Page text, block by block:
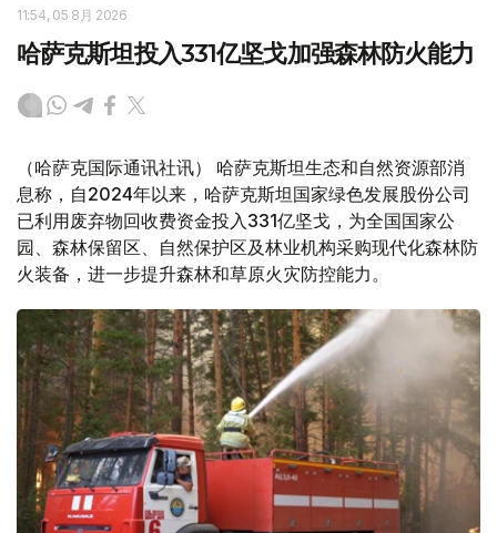
11:54, 05 8月 2026
哈萨克斯坦投入331亿坚戈加强森林防火能力
（哈萨克国际通讯社讯） 哈萨克斯坦生态和自然资源部消
息称，自2024年以来，哈萨克斯坦国家绿色发展股份公司
已利用废弃物回收费资金投入331亿坚戈，为全国国家公
园、森林保留区、自然保护区及林业机构采购现代化森林防
火装备，进一步提升森林和草原火灾防控能力。